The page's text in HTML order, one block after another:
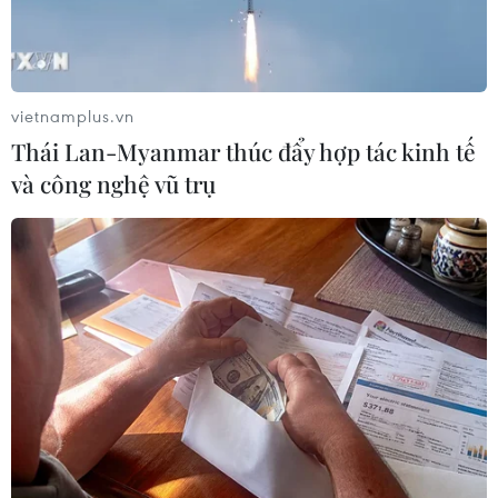
Đối tượng Phan Văn Quang. (Ảnh: TTXVN phát)
Chiều 13/6, Công an Thành phố Hồ Chí Minh
thông tin chính thức về vụ hỏa hoạn xảy ra tại
vietnamplus.vn
Thái Lan-Myanmar thúc đẩy hợp tác kinh tế
và công nghệ vũ trụ